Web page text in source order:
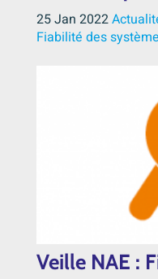
25 Jan 2022
Fiabilité des
Veille NAE :